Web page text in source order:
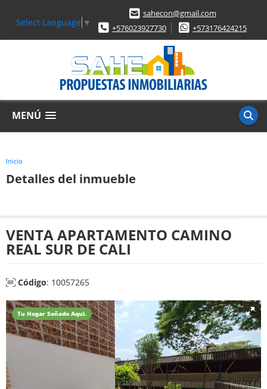
Select Language ▼
sahecon@gmail.com
+576023927730
+573176424215
MENÚ
Inicio
Detalles del inmueble
VENTA APARTAMENTO CAMINO
REAL SUR DE CALI
Código: 10057265
Tu Hogar Soñado Aqui.